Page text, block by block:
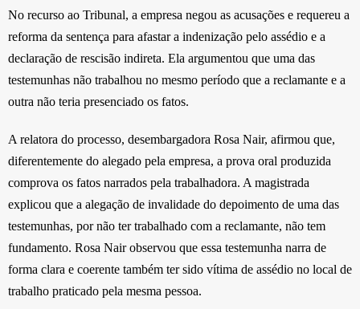
No recurso ao Tribunal, a empresa negou as acusações e requereu a
reforma da sentença para afastar a indenização pelo assédio e a
declaração de rescisão indireta. Ela argumentou que uma das
testemunhas não trabalhou no mesmo período que a reclamante e a
outra não teria presenciado os fatos.
A relatora do processo, desembargadora Rosa Nair, afirmou que,
diferentemente do alegado pela empresa, a prova oral produzida
comprova os fatos narrados pela trabalhadora. A magistrada
explicou que a alegação de invalidade do depoimento de uma das
testemunhas, por não ter trabalhado com a reclamante, não tem
fundamento. Rosa Nair observou que essa testemunha narra de
forma clara e coerente também ter sido vítima de assédio no local de
trabalho praticado pela mesma pessoa.